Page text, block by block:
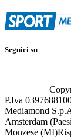
Seguici su
P.Iva
Mediamond
Amsterdam
Monzese (MI)